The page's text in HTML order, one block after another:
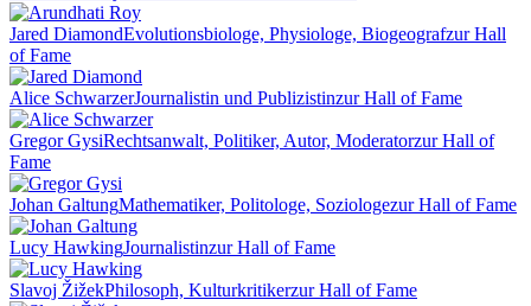
Jared DiamondEvolutionsbiologe, Physiologe, Biogeografzur Hall
of Fame
Alice SchwarzerJournalistin und Publizistinzur Hall of Fame
Gregor GysiRechtsanwalt, Politiker, Autor, Moderatorzur Hall of
Fame
Johan GaltungMathematiker, Politologe, Soziologezur Hall of Fame
Lucy HawkingJournalistinzur Hall of Fame
Slavoj ŽižekPhilosoph, Kulturkritikerzur Hall of Fame